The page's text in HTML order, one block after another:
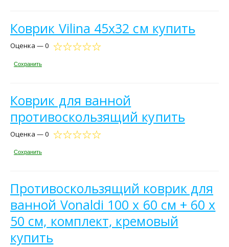
Коврик Vilina 45х32 см купить
Оценка — 0
Сохранить
Коврик для ванной
противоскользящий купить
Оценка — 0
Сохранить
Противоскользящий коврик для
ванной Vonaldi 100 х 60 см + 60 х
50 см, комплект, кремовый
купить